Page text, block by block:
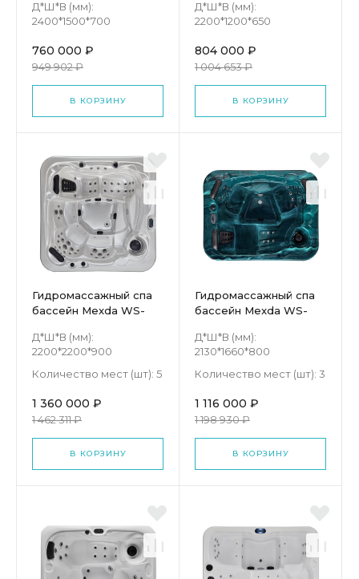
Д*Ш*В (мм):
2400*1500*700
760 000 ₽
949 902 ₽
В КОРЗИНУ
Д*Ш*В (мм):
2200*1200*650
804 000 ₽
1 004 653 ₽
В КОРЗИНУ
Гидромассажный спа
бассейн Mexda WS-
Д*Ш*В (мм):
2200*2200*900
Количество мест (шт): 5
1 360 000 ₽
1 462 311 ₽
В КОРЗИНУ
Гидромассажный спа
бассейн Mexda WS-
Д*Ш*В (мм):
2130*1660*800
Количество мест (шт): 3
1 116 000 ₽
1 198 930 ₽
В КОРЗИНУ